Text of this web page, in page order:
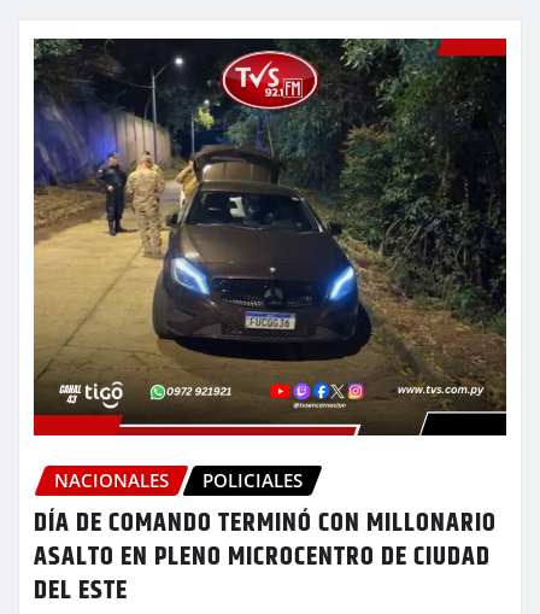
NACIONALES POLICIALES
DÍA DE COMANDO TERMINÓ CON MILLONARIO
ASALTO EN PLENO MICROCENTRO DE CIUDAD
DEL ESTE